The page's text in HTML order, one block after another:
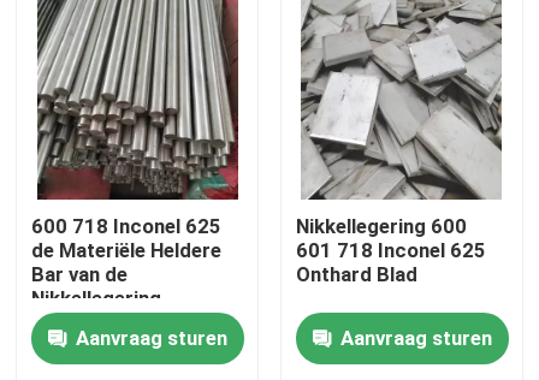
Huis
600 718 Inconel 625
de Materiële Heldere
Bar van de
Nikkellegering
Aanvraag sturen
Nikkellegering 600
601 718 Inconel 625
Onthard Blad
Aanvraag sturen